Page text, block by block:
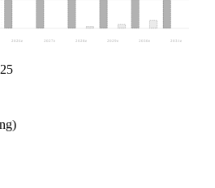
2026e 2027 e 2028 e 2029 e 2030e 2031 e